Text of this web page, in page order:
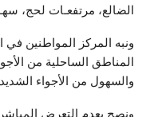
الضالع، مرتفعـات لحج،
ونبه المركز المواطنين في
المناطق الساحلية من
والسهول من الأجواء
ونصح بعدم التعرض